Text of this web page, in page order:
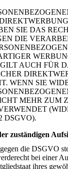
SIE DAS
DIE
AUCH FÜR
WENN SIE
MEHR ZUM
DSGVO).
zuständigen
die DSGVO
bei einer
ihres